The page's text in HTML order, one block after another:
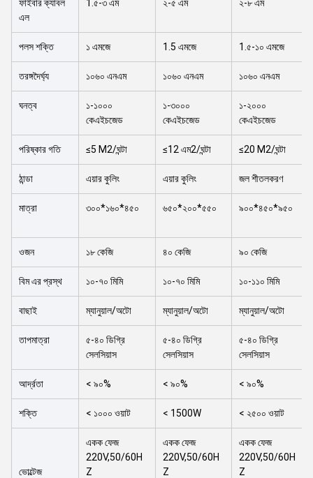
ফাইবার ক্যাবল
এল
1.৫-৩ এম ২-৫ এম ২-৮ এম
পলস শক্তি ১ এমজে 1.5 এমজে 1.৫-১০ এমজে
তরঙ্গদৈর্ঘ্য ১০৬০ এনএম ১০৬০ এনএম ১০৬০ এনএম
ঘনত্ব
১-১০০০
কেএইচজেড
১-৩০০০
কেএইচজেড
১-২০০০
কেএইচজেড
পরিষ্কার গতি ≤5 M2/ঘন্টা ≤12 এম2/ঘন্টা ≤20 M2/ঘন্টা
ঠান্ডা এয়ার কুলিং এয়ার কুলিং জল শীতলকরণ
মাত্রা ৩০০*১৬০*৪৫০ ৬৫০*২০০*৫৫০ ৯০০*৪৫০*৯৫০
ওজন ১৮ কেজি ৪০ কেজি ৯০ কেজি
বিম এর প্রস্থ ১০-৭০ মিমি ১০-৭০ মিমি ১০-১১০ মিমি
বাছাই ম্যানুয়াল/অটো ম্যানুয়াল/অটো ম্যানুয়াল/অটো
তাপমাত্রা
৫-৪০ ডিগ্রি
সেলসিয়াস
৫-৪০ ডিগ্রি
সেলসিয়াস
৫-৪০ ডিগ্রি
সেলসিয়াস
আর্দ্রতা < ৯০% < ৯০% < ৯০%
শক্তি < ১০০০ ওয়াট < 1500W < ২৫০০ ওয়াট
ভোল্টেজ
একক ফেজ
220V,50/60H
Z
একক ফেজ
220V,50/60H
Z
একক ফেজ
220V,50/60H
Z